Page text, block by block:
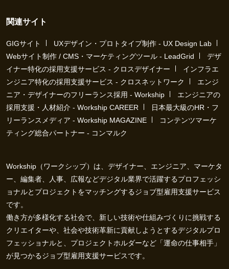
関連サイト
GIGサイト
UXデザイン・プロトタイプ制作 - UX Design Lab
Webサイト制作 / CMS・マーケティングツール - LeadGrid
デザ
イナー特化の採用支援サービス - クロスデザイナー
インフラエ
ンジニア特化の採用支援サービス - クロスネットワーク
エンジ
ニア・デザイナーのフリーランス採用 - Workship
エンジニアの
採用支援・人材紹介 - Workship CAREER
日本最大級のHR・フ
リーランスメディア - Workship MAGAZINE
コンテンツマーケ
ティング総合パートナー - コンマルク
Workship（ワークシップ）は、デザイナー、エンジニア、マーケタ
ー、編集者、人事、広報などデジタル業界で活躍するプロフェッシ
ョナルとプロジェクトをマッチングするジョブ型雇用支援サービス
です。
働き方が多様化する社会で、新しい技術や仕組みづくりに挑戦する
クリエイターや、社会や技術革新に貢献しようとするデジタルプロ
フェッショナルと、プロジェクトホルダーなど「運命の仕事相手」
が見つかるジョブ型雇用支援サービスです。